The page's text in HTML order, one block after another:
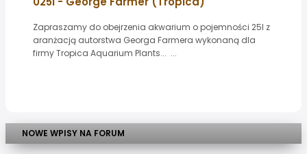
Zapraszamy do obejrzenia akwarium o pojemności 25l z
aranżacją autorstwa Georga Farmera wykonaną dla
firmy Tropica Aquarium Plants... ...
NOWE WPISY NA FORUM